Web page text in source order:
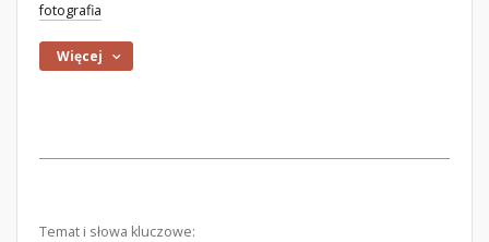
fotografia
Więcej
Temat i słowa kluczowe: